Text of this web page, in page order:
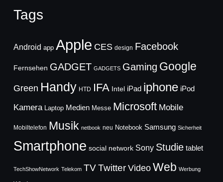
Tags
Android app Apple CES design Facebook
Fernsehen GADGET GADGETS Gaming Google
Green Handy HTD IFA Intel iPad iphone iPod
Kamera Laptop Medien Messe Microsoft Mobile
Mobiltelefon Musik netbook neu Notebook Samsung Sicherheit
Smartphone social network Sony Studie tablet
TechShowNetwork Telekom TVTwitter Video Web Werbung